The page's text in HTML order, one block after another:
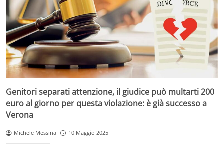
Genitori separati attenzione, il giudice può multarti 200
euro al giorno per questa violazione: è già successo a
Verona
Michele Messina 10 Maggio 2025